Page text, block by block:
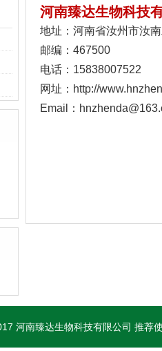
河南臻达生物科技
地址：河南省汝州市汝
邮编：467500
电话：15838007522
网址： http://
Email：
河南臻达生物科技有限公司 推荐